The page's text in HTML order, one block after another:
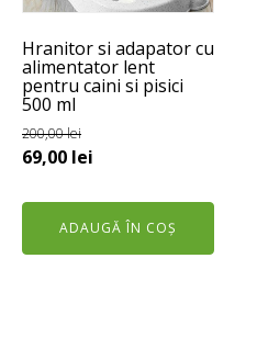
Hranitor si adapator cu
alimentator lent
pentru caini si pisici
500 ml
200,00lei
Prețul
a
fost:
69,00 lei
69,00 lei.
ADAUGĂ ÎN COȘ